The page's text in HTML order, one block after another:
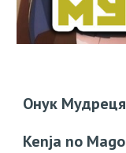
Онук Мудреця
Kenja no Mago